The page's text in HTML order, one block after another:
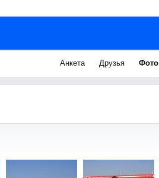
Анкета Друзья Фото